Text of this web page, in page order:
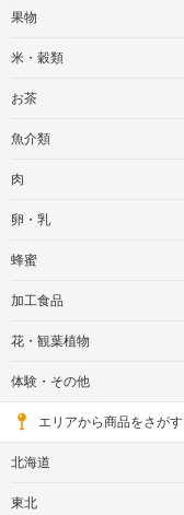
果物
米・穀類
お茶
魚介類
肉
卵・乳
蜂蜜
加工食品
花・観葉植物
体験・その他
エリアから商品をさがす
北海道
東北